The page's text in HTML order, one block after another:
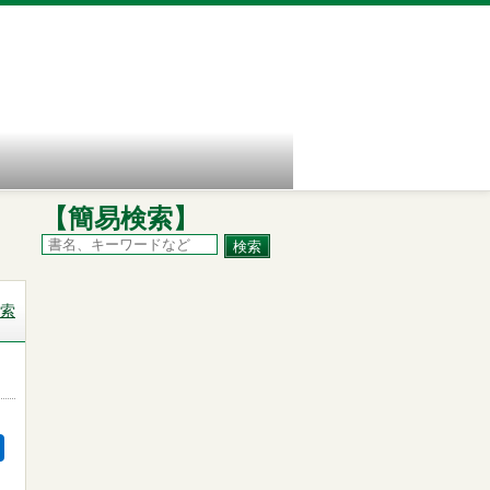
【簡易検索】